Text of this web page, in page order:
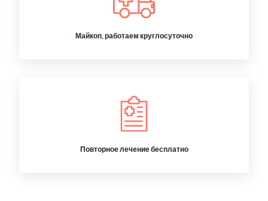
Майкоп, работаем круглосуточно
Повторное лечение бесплатно